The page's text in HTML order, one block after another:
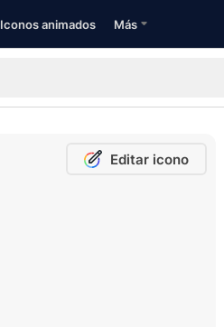
Iconos animados Más
Editar icono